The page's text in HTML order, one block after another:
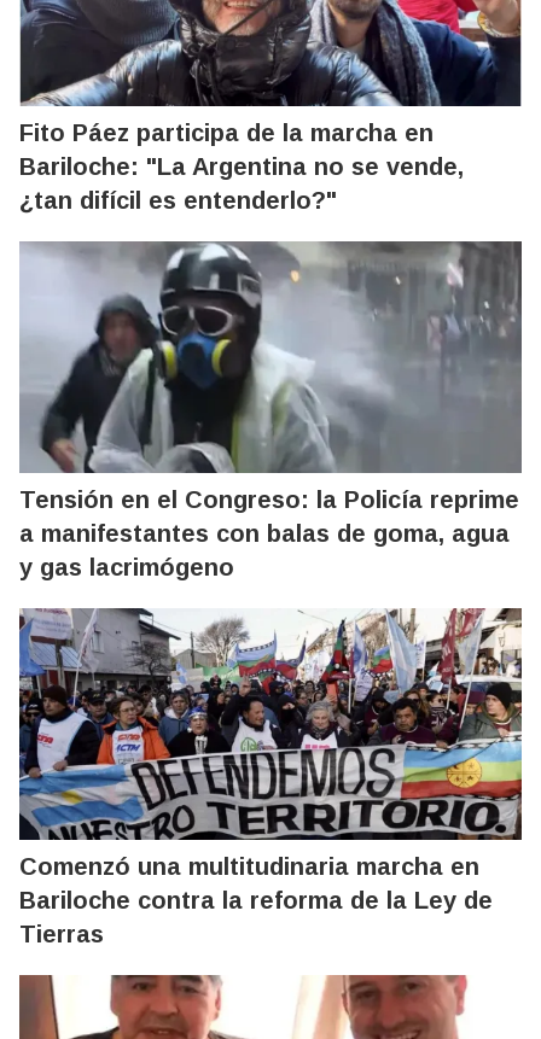
Fito Páez participa de la marcha en
Bariloche: "La Argentina no se vende,
¿tan difícil es entenderlo?"
Tensión en el Congreso: la Policía reprime
a manifestantes con balas de goma, agua
y gas lacrimógeno
Comenzó una multitudinaria marcha en
Bariloche contra la reforma de la Ley de
Tierras